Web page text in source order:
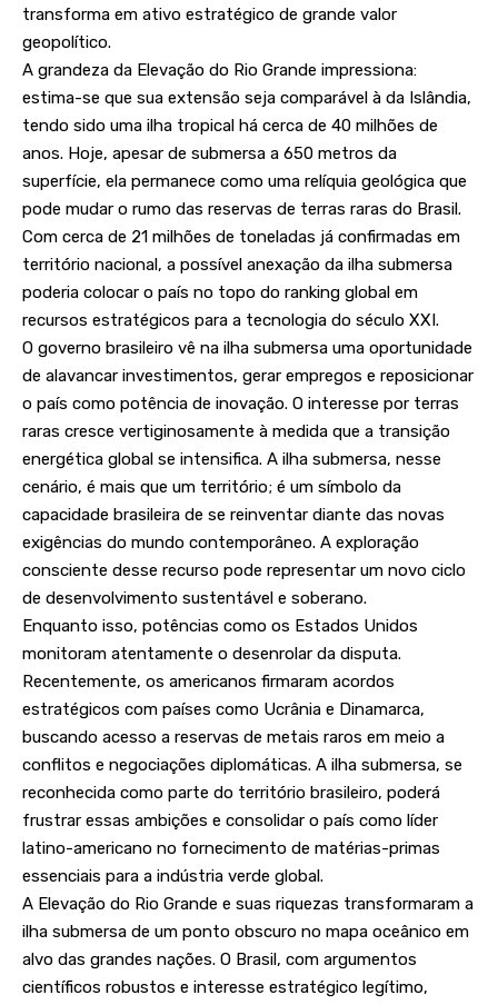
transforma em ativo estratégico de grande valor
geopolítico.
A grandeza da Elevação do Rio Grande impressiona:
estima-se que sua extensão seja comparável à da Islândia,
tendo sido uma ilha tropical há cerca de 40 milhões de
anos. Hoje, apesar de submersa a 650 metros da
superfície, ela permanece como uma relíquia geológica que
pode mudar o rumo das reservas de terras raras do Brasil.
Com cerca de 21 milhões de toneladas já confirmadas em
território nacional, a possível anexação da ilha submersa
poderia colocar o país no topo do ranking global em
recursos estratégicos para a tecnologia do século XXI.
O governo brasileiro vê na ilha submersa uma oportunidade
de alavancar investimentos, gerar empregos e reposicionar
o país como potência de inovação. O interesse por terras
raras cresce vertiginosamente à medida que a transição
energética global se intensifica. A ilha submersa, nesse
cenário, é mais que um território; é um símbolo da
capacidade brasileira de se reinventar diante das novas
exigências do mundo contemporâneo. A exploração
consciente desse recurso pode representar um novo ciclo
de desenvolvimento sustentável e soberano.
Enquanto isso, potências como os Estados Unidos
monitoram atentamente o desenrolar da disputa.
Recentemente, os americanos firmaram acordos
estratégicos com países como Ucrânia e Dinamarca,
buscando acesso a reservas de metais raros em meio a
conflitos e negociações diplomáticas. A ilha submersa, se
reconhecida como parte do território brasileiro, poderá
frustrar essas ambições e consolidar o país como líder
latino-americano no fornecimento de matérias-primas
essenciais para a indústria verde global.
A Elevação do Rio Grande e suas riquezas transformaram a
ilha submersa de um ponto obscuro no mapa oceânico em
alvo das grandes nações. O Brasil, com argumentos
científicos robustos e interesse estratégico legítimo,